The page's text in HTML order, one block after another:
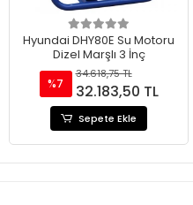
Hyundai DHY80E Su Motoru
Dizel Marşlı 3 İnç
%7
34.618,75 TL
32.183,50 TL
Sepete Ekle